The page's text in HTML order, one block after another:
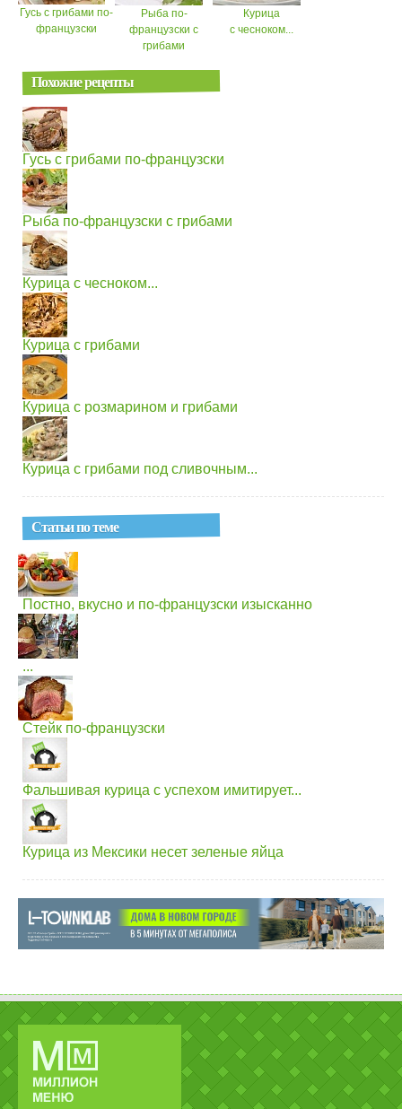
Гусь с грибами по-
французски
Рыба по-
французски с
грибами
Курица
с чесноком...
Похожие рецепты
Гусь с грибами по-французски
Рыба по-французски с грибами
Курица с чесноком...
Курица с грибами
Курица с розмарином и грибами
Курица с грибами под сливочным...
Статьи по теме
Постно, вкусно и по-французски изысканно
...
Стейк по-французски
Фальшивая курица с успехом имитирует...
Курица из Мексики несет зеленые яйца